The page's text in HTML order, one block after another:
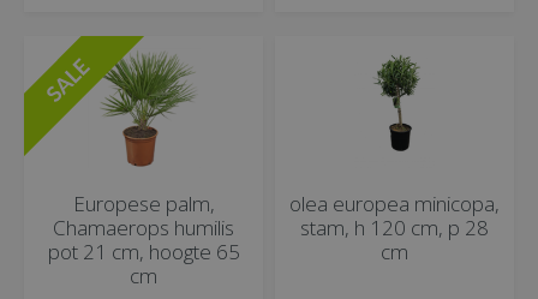
Europese palm,
Chamaerops humilis
pot 21 cm, hoogte 65
cm
olea europea minicopa,
stam, h 120 cm, p 28
cm